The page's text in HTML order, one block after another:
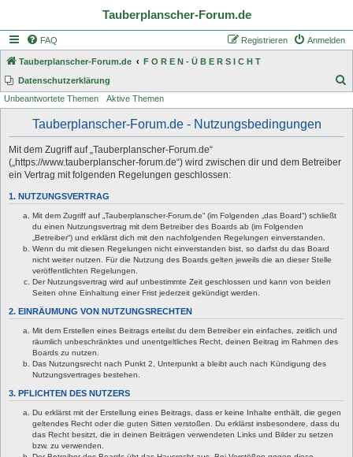
Tauberplanscher-Forum.de
FAQ Anmelden
Registrieren
Tauberplanscher-Forum.de
F O R E N - Ü B E R S I C H T
Datenschutzerklärung
Unbeantwortete Themen Aktive Themen
Tauberplanscher-Forum.de - Nutzungsbedingungen
Mit dem Zugriff auf „Tauberplanscher-Forum.de“
(„https://www.tauberplanscher-forum.de“) wird zwischen dir und dem Betreiber
ein Vertrag mit folgenden Regelungen geschlossen:
1. NUTZUNGSVERTRAG
Mit dem Zugriff auf „Tauberplanscher-Forum.de“ (im Folgenden „das Board“) schließt
du einen Nutzungsvertrag mit dem Betreiber des Boards ab (im Folgenden
„Betreiber“) und erklärst dich mit den nachfolgenden Regelungen einverstanden.
Wenn du mit diesen Regelungen nicht einverstanden bist, so darfst du das Board
nicht weiter nutzen. Für die Nutzung des Boards gelten jeweils die an dieser Stelle
veröffentlichten Regelungen.
Der Nutzungsvertrag wird auf unbestimmte Zeit geschlossen und kann von beiden
Seiten ohne Einhaltung einer Frist jederzeit gekündigt werden.
2. EINRÄUMUNG VON NUTZUNGSRECHTEN
Mit dem Erstellen eines Beitrags erteilst du dem Betreiber ein einfaches, zeitlich und
räumlich unbeschränktes und unentgeltliches Recht, deinen Beitrag im Rahmen des
Boards zu nutzen.
Das Nutzungsrecht nach Punkt 2, Unterpunkt a bleibt auch nach Kündigung des
Nutzungsvertrages bestehen.
3. PFLICHTEN DES NUTZERS
Du erklärst mit der Erstellung eines Beitrags, dass er keine Inhalte enthält, die gegen
geltendes Recht oder die guten Sitten verstoßen. Du erklärst insbesondere, dass du
das Recht besitzt, die in deinen Beiträgen verwendeten Links und Bilder zu setzen
bzw. zu verwenden.